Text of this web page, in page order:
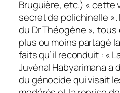
Bruguière, etc.) « cette
secret de polichinelle ».
du Dr Théogène », tous
plus ou moins partagé
faits qu’il reconduit : «
Juvénal Habyarimana
du génocide qui visait